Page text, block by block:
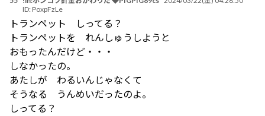
ID: PoxpFzLe
トランペット しってる？
トランペットを れんしゅうしようと
おもったんだけど・・・
しなかったの。
あたしが わるいんじゃなくて
そうなる うんめいだったのよ。
しってる？